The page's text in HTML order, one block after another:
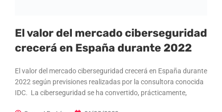
El valor del mercado ciberseguridad
crecerá en España durante 2022
El valor del mercado ciberseguridad crecerá en España durante
2022 según previsiones realizadas por la consultora conocida
IDC. La ciberseguridad se ha convertido, prácticamente,